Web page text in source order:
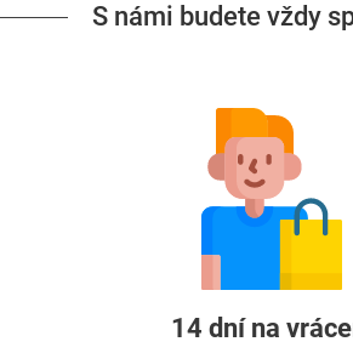
S námi budete vždy
14 dní na